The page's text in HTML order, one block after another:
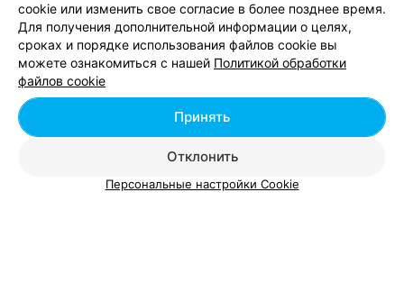
ОХОТНИЧИЙ КОМПЛЕКС
Доманово
Вилейский р-н, д. Доманово Выходной
cookie или изменить свое согласие в более позднее время.
Для получения дополнительной информации о целях,
сроках и порядке использования файлов cookie вы
можете ознакомиться с нашей Политикой обработки
файлов cookie
Отклонить
Принять
Персональные настройки Cookie